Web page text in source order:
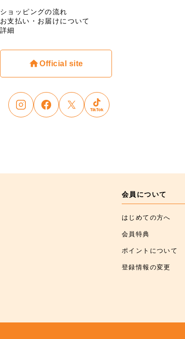
ショッピングの流れ
お支払い・お届けについて
詳細
Official site
会員について
はじめての方へ
会員特典
ポイントについて
登録情報の変更